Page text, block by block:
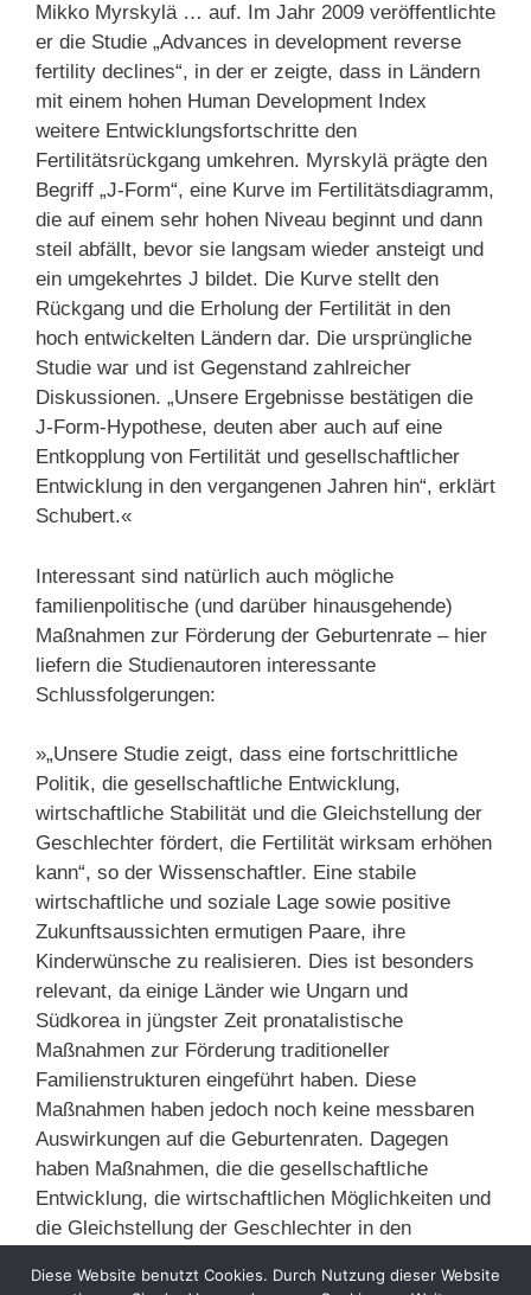
Mikko Myrskylä … auf. Im Jahr 2009 veröffentlichte
er die Studie „Advances in development reverse
fertility declines“, in der er zeigte, dass in Ländern
mit einem hohen Human Development Index
weitere Entwicklungsfortschritte den
Fertilitätsrückgang umkehren. Myrskylä prägte den
Begriff „J-Form“, eine Kurve im Fertilitätsdiagramm,
die auf einem sehr hohen Niveau beginnt und dann
steil abfällt, bevor sie langsam wieder ansteigt und
ein umgekehrtes J bildet. Die Kurve stellt den
Rückgang und die Erholung der Fertilität in den
hoch entwickelten Ländern dar. Die ursprüngliche
Studie war und ist Gegenstand zahlreicher
Diskussionen. „Unsere Ergebnisse bestätigen die
J-Form-Hypothese, deuten aber auch auf eine
Entkopplung von Fertilität und gesellschaftlicher
Entwicklung in den vergangenen Jahren hin“, erklärt
Schubert.«
Interessant sind natürlich auch mögliche
familienpolitische (und darüber hinausgehende)
Maßnahmen zur Förderung der Geburtenrate – hier
liefern die Studienautoren interessante
Schlussfolgerungen:
»„Unsere Studie zeigt, dass eine fortschrittliche
Politik, die gesellschaftliche Entwicklung,
wirtschaftliche Stabilität und die Gleichstellung der
Geschlechter fördert, die Fertilität wirksam erhöhen
kann“, so der Wissenschaftler. Eine stabile
wirtschaftliche und soziale Lage sowie positive
Zukunftsaussichten ermutigen Paare, ihre
Kinderwünsche zu realisieren. Dies ist besonders
relevant, da einige Länder wie Ungarn und
Südkorea in jüngster Zeit pronatalistische
Maßnahmen zur Förderung traditioneller
Familienstrukturen eingeführt haben. Diese
Maßnahmen haben jedoch noch keine messbaren
Auswirkungen auf die Geburtenraten. Dagegen
haben Maßnahmen, die die gesellschaftliche
Entwicklung, die wirtschaftlichen Möglichkeiten und
die Gleichstellung der Geschlechter in den
langfristig zu erhöhen.«
Diese Website benutzt Cookies. Durch Nutzung dieser Website